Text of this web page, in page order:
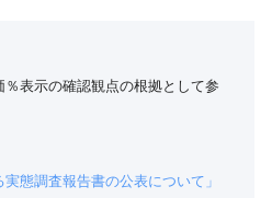
表示の確認観点の根拠として参
態調査報告書の公表について」